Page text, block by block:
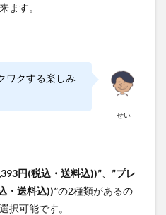
ます。
せい
ワクする楽しみ
円(税込・送料込))”
”プレ
・送料込))”の2種類があるの
択可能です。